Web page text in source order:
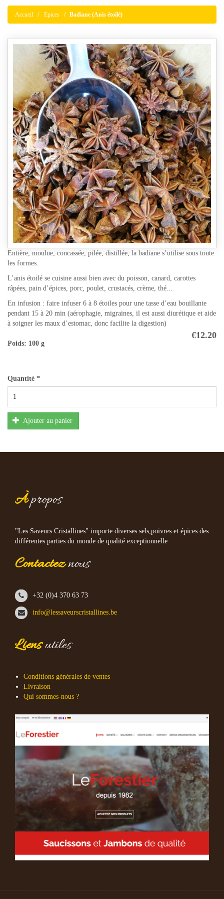
Accueil Epices Badiane (Anis étoilé)
Entière, moulue, concassée, pilée, distillée, la badiane s’utilise sous toute
les formes.
L’anis étoilé se cuisine aussi bien avec du poisson, canard, carottes
râpées, pain d’épices, porc, poulet, crustacés, crème, thé...
En infusion : faire infuser 6 à 8 étoiles pour une tasse d’eau bouillante
pendant 15 à 20 min (aérophagie, migraines, il est aussi diurétique et aide
à soigner les maux d’estomac, donc facilite la digestion)
€12.20
Poids: 100 g
Quantité *
Ajouter au panier
Àpropos
"Les Saveurs Cristallines" importe diverses sels,poivres et épices des
différentes parties du monde de qualité exceptionnelle
Contacteznous
+32 (0)4 370 63 73
info@lessaveurscristallines.be
Liensutiles
Conditions générales de ventes
Livraison
Qui sommes-nous ?